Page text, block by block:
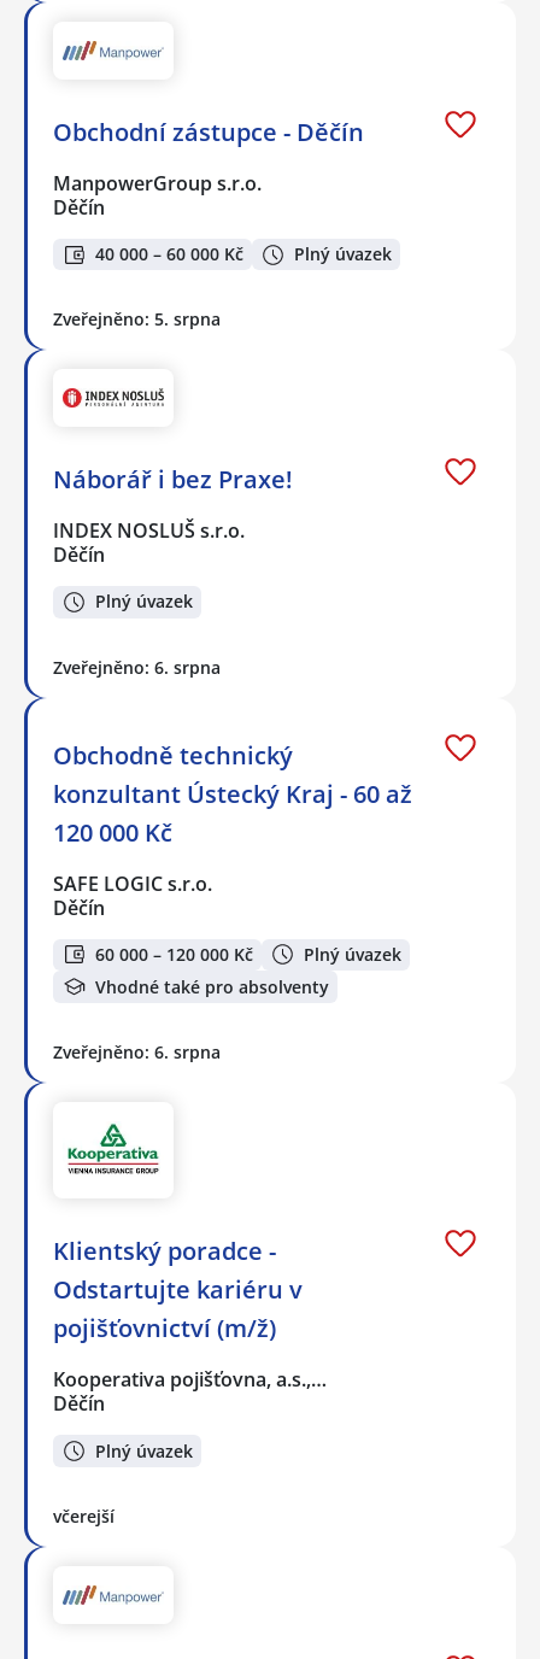
Obchodní zástupce - Děčín
ManpowerGroup s.r.o.
Děčín
40 000 – 60 000 Kč Plný úvazek
Zveřejněno: 5. srpna
Náborář i bez Praxe!
INDEX NOSLUŠ s.r.o.
Děčín
Plný úvazek
Zveřejněno: 6. srpna
Obchodně technický
konzultant Ústecký Kraj - 60 až
120 000 Kč
SAFE LOGIC s.r.o.
Děčín
60 000 – 120 000 Kč
Plný úvazek
Vhodné také pro absolventy
Zveřejněno: 6. srpna
Klientský poradce -
Odstartujte kariéru v
pojišťovnictví (m/ž)
Kooperativa pojišťovna, a.s.,…
Děčín
Plný úvazek
včerejší